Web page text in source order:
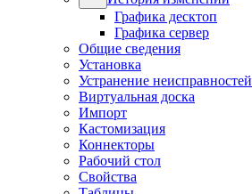
Графика десктоп
Графика сервер
Общие сведения
Установка
Устранение неисправностей
Виртуальная доска
Импорт
Кастомизация
Коннекторы
Рабочий стол
Свойства